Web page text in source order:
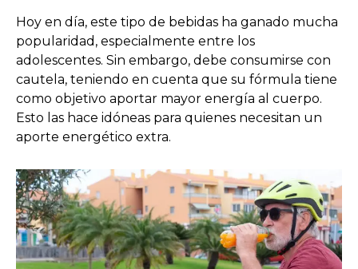
Hoy en día, este tipo de bebidas ha ganado mucha
popularidad, especialmente entre los
adolescentes. Sin embargo, debe consumirse con
cautela, teniendo en cuenta que su fórmula tiene
como objetivo aportar mayor energía al cuerpo.
Esto las hace idóneas para quienes necesitan un
aporte energético extra.